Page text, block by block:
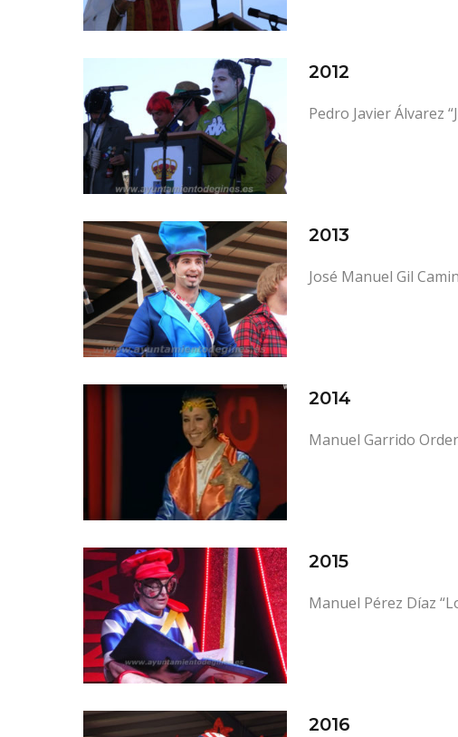
2012
Pedro Javier Álvarez
2013
José Manuel Gil
2014
Manuel Garrido
2015
Manuel Pérez Díaz
2016